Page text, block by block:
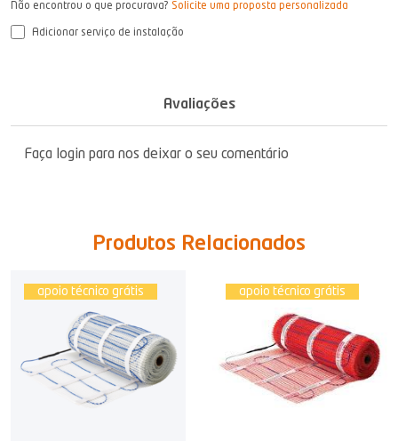
Não encontrou o que procurava? Solicite uma proposta personalizada
Adicionar serviço de instalação
Avaliações
Faça login para nos deixar o seu comentário
Produtos Relacionados
apoio técnico grátis apoio técnico grátis